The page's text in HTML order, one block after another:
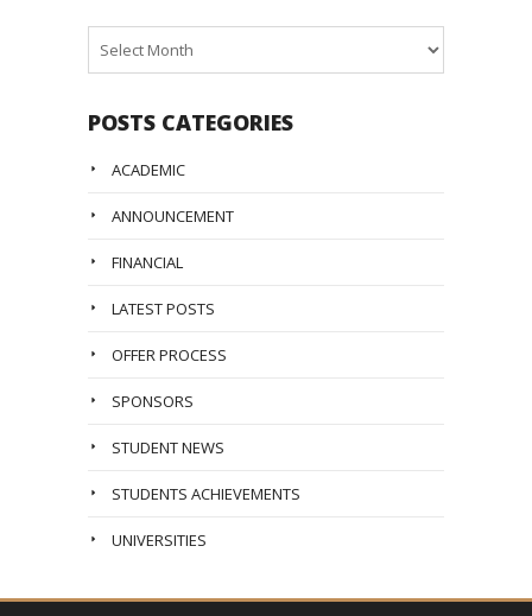
Archive
POSTS CATEGORIES
ACADEMIC
ANNOUNCEMENT
FINANCIAL
LATEST POSTS
OFFER PROCESS
SPONSORS
STUDENT NEWS
STUDENTS ACHIEVEMENTS
UNIVERSITIES